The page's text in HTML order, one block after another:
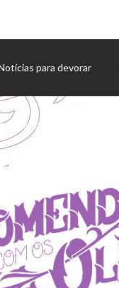
para devorar
de eventos